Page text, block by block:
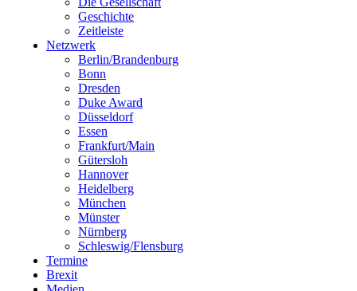
Geschichte
Zeitleiste
Netzwerk
Berlin/Brandenburg
Bonn
Dresden
Duke Award
Düsseldorf
Essen
Frankfurt/Main
Gütersloh
Hannover
Heidelberg
München
Münster
Nürnberg
Schleswig/Flensburg
Termine
Brexit